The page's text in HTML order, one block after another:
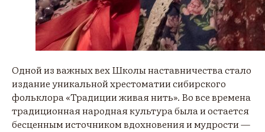
Одной из важных вех Школы наставничества стало
издание уникальной хрестоматии сибирского
фольклора «Традиции живая нить». Во все времена
традиционная народная культура была и остается
бесценным источником вдохновения и мудрости —